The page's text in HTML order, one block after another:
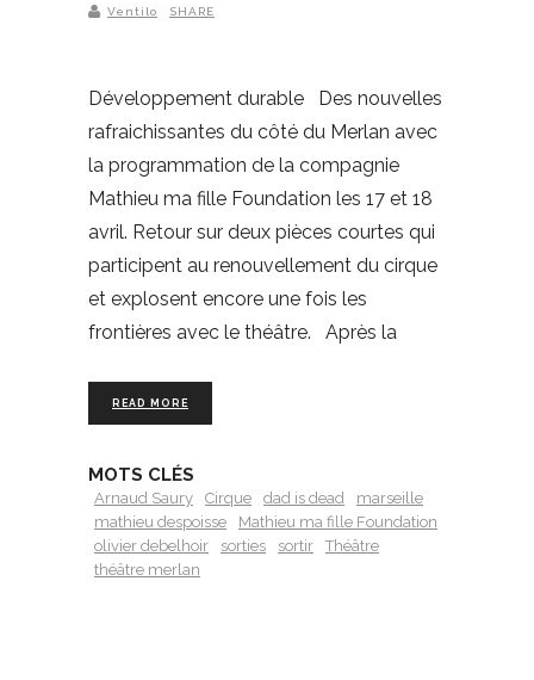
Ventilo SHARE
Développement durable Des nouvelles
rafraichissantes du côté du Merlan avec
la programmation de la compagnie
Mathieu ma fille Foundation les 17 et 18
avril. Retour sur deux pièces courtes qui
participent au renouvellement du cirque
et explosent encore une fois les
frontières avec le théâtre. Après la
READ MORE
MOTS CLÉS
Arnaud Saury Cirque dad is dead
marseille
mathieu despoisse
Mathieu ma fille Foundation
olivier debelhoir
sorties sortir
Théâtre
théâtre merlan